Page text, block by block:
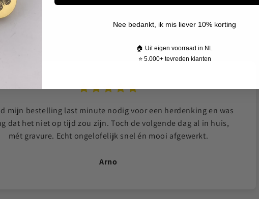
reviews van echte klanten
mijn bestelling last minute nodig voor een herdenking en was
dat het niet op tijd zou zijn. Toch de volgende dag al in huis,
mét gravure. Echt ongelofelijk snel én mooi afgewerkt.
Arno
Nee bedankt, ik mis liever 10% korting
🏠 Uit eigen voorraad in NL
⭐ 5.000+ tevreden klanten